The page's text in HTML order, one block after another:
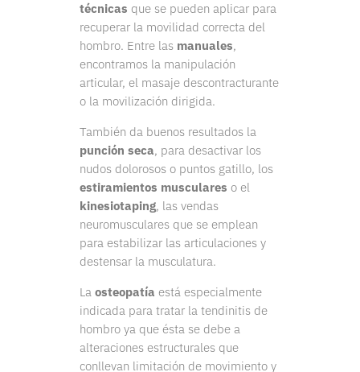
técnicas que se pueden aplicar para
recuperar la movilidad correcta del
hombro. Entre las manuales,
encontramos la manipulación
articular, el masaje descontracturante
o la movilización dirigida.
También da buenos resultados la
punción seca, para desactivar los
nudos dolorosos o puntos gatillo, los
estiramientos musculares o el
kinesiotaping, las vendas
neuromusculares que se emplean
para estabilizar las articulaciones y
destensar la musculatura.
La osteopatía está especialmente
indicada para tratar la tendinitis de
hombro ya que ésta se debe a
alteraciones estructurales que
conllevan limitación de movimiento y